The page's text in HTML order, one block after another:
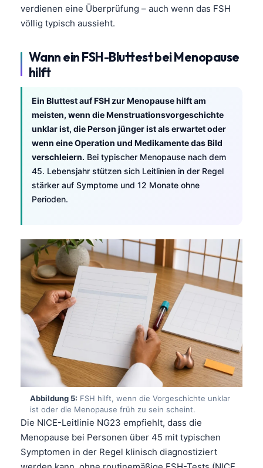
verdienen eine Überprüfung – auch wenn das FSH
völlig typisch aussieht.
Wann ein FSH-Bluttest bei Menopause
hilft
Ein Bluttest auf FSH zur Menopause hilft am
meisten, wenn die Menstruationsvorgeschichte
unklar ist, die Person jünger ist als erwartet oder
wenn eine Operation und Medikamente das Bild
verschleiern. Bei typischer Menopause nach dem
45. Lebensjahr stützen sich Leitlinien in der Regel
stärker auf Symptome und 12 Monate ohne
Perioden.
Abbildung 5: FSH hilft, wenn die Vorgeschichte unklar
ist oder die Menopause früh zu sein scheint.
Die NICE-Leitlinie NG23 empfiehlt, dass die
Menopause bei Personen über 45 mit typischen
Symptomen in der Regel klinisch diagnostiziert